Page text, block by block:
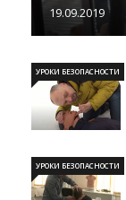
19.09.2019
УРОКИ БЕЗОПАСНОСТИ
УРОКИ БЕЗОПАСНОСТИ